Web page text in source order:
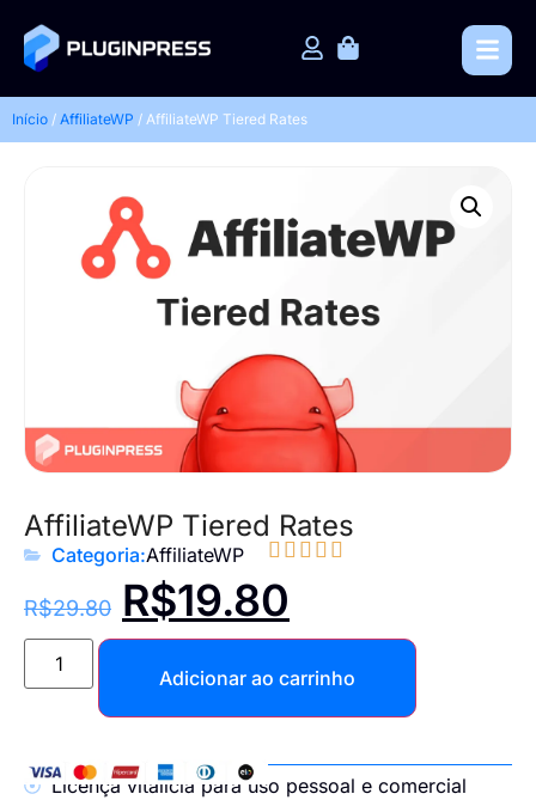
Início / AffiliateWP / AffiliateWP Tiered Rates
AffiliateWP Tiered Rates
Categoria:AffiliateWP     
R$29.80 R$19.80
Adicionar ao carrinho
Licença vitalícia para uso pessoal e comercial